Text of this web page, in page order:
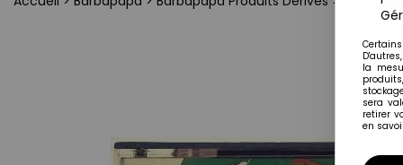
la
sera
retirer
en